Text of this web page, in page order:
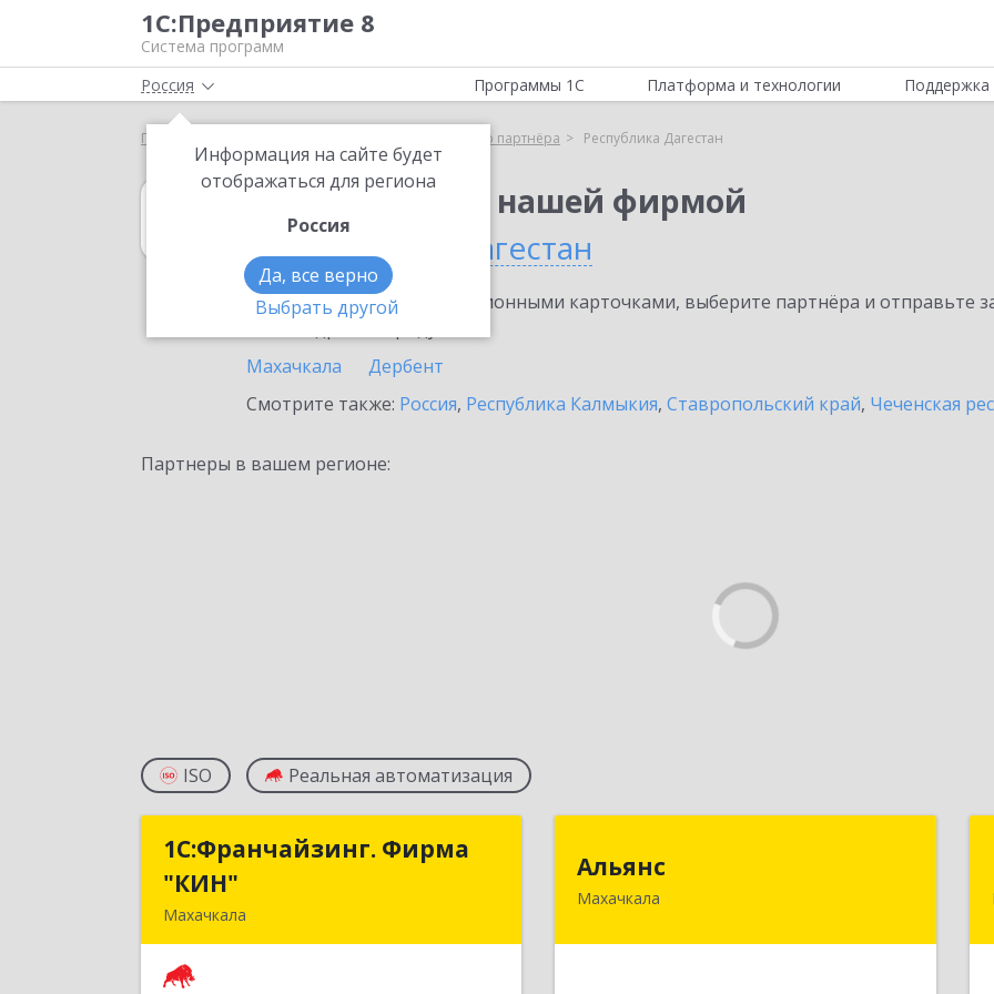
1С:Предприятие 8
Система программ
Россия
Информация на сайте будет
отображаться для региона
Россия
Да, все верно
Выбрать другой
Программы 1С Платформа и технологии Поддержка
Главная Выбор партнёра Республика Дагестан
1С:Управление нашей фирмой
в Республике Дагестан
Ознакомьтесь с информационными карточками, выберите партнёра и отправьте
Махачкала
Дербент
Смотрите также: Россия, Республика Калмыкия, Ставропольский край, Чеченская
Партнеры в вашем регионе:
ISO Реальная автоматизация
1С:Франчайзинг. Фирма
"КИН"
Махачкала
1С:Франчайзинг. Фирма
Альянс
Махачкала
368000, Дагестан Респ, Махачкала г,